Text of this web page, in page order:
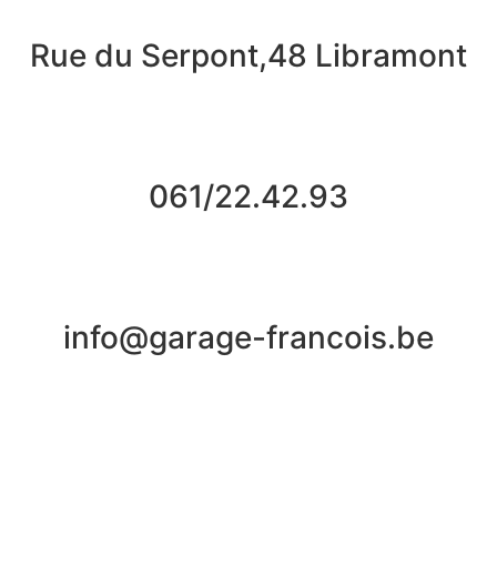
Rue du Serpont,48 Libramont
061/22.42.93
info@garage-francois.be